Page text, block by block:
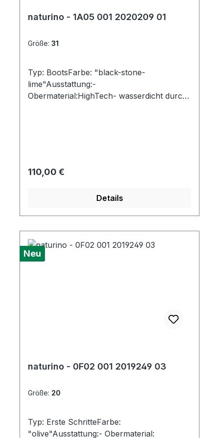
naturino - 1A05 001 2020209 01
Größe: 31
Typ: BootsFarbe: "black-stone-
lime"Ausstattung:-
Obermaterial:HighTech- wasserdicht durch
Regulärer Preis:
110,00 €
Details
Neu
naturino - 0F02 001 2019249 03
Größe: 20
Typ: Erste SchritteFarbe:
"olive"Ausstattung:- Obermaterial: